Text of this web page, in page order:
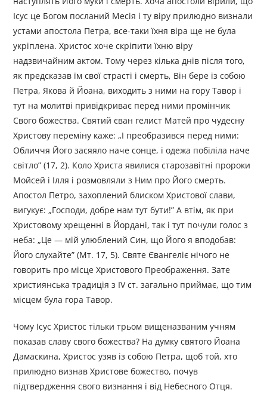
Ісус це Богом посланий Месія і ту віру прилюдно визнали
устами апостола Петра, все-таки їхня віра ще не була
укріплена. Христос хоче скріпити їхню віру
надзвичайним актом. Тому через кілька днів після того,
як предсказав їм свої страсті і смерть, Він бере із собою
Петра, Якова й Йоана, виходить з ними на гору Тавор і
тут на молитві привідкриває перед ними промінчик
Свого божества. Святий єван гелист Матей про чудесну
Христову переміну каже: „І преобразився перед ними:
Обличчя Його засяяло наче сонце, і одежа побіліла наче
світло” (17, 2). Коло Христа явилися старозавітні пророки
Мойсей і Ілля і розмовляли з Ним про Його смерть.
Апостол Петро, захоплений блиском Христової слави,
вигукує: „Господи, добре нам тут бути!” А втім, як при
Христовому хрещенні в Йордані, так і тут почули голос з
неба: „Це — мій улюблений Син, що Його я вподобав:
Його слухайте” (Мт. 17, 5). Святе Євангеліє нічого не
говорить про місце Христового Преображення. Зате
християнська традиція з IV ст. загально приймає, що тим
місцем була гора Тавор.
Чому Ісус Христос тільки трьом вищеназваним учням
показав славу свого божества? На думку святого Йоана
Дамаскина, Христос узяв із собою Петра, щоб той, хто
прилюдно визнав Христове божество, почув
підтвердження свого визнання і від Небесного Отця.